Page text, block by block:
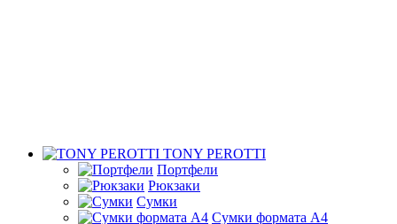
TONY PEROTTI
Портфели
Рюкзаки
Сумки
Сумки формата А4